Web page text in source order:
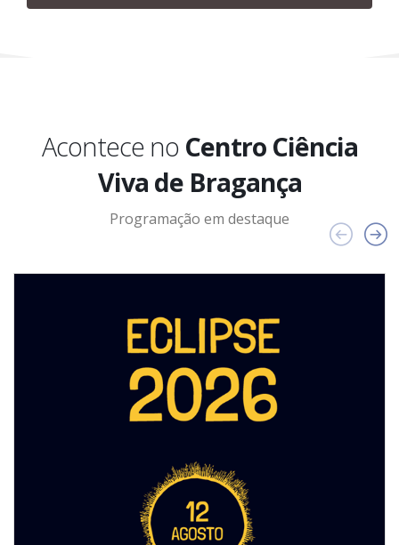
Acontece no Centro Ciência
Viva de Bragança
Programação em destaque